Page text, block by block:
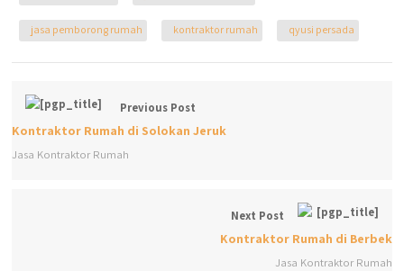
jasa pemborong rumah kontraktor rumah qyusi persada
Previous Post
Kontraktor Rumah di Solokan Jeruk
Jasa Kontraktor Rumah
Next Post
Kontraktor Rumah di Berbek
Jasa Kontraktor Rumah